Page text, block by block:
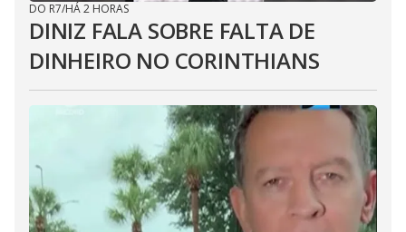
DO R7/HÁ 2 HORAS
DINIZ FALA SOBRE FALTA DE
DINHEIRO NO CORINTHIANS